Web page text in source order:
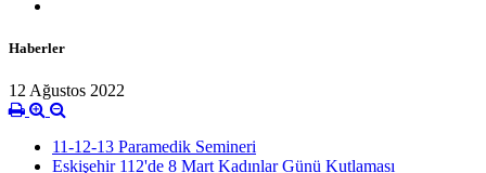
Haberler
12 Ağustos 2022
11-12-13 Paramedik Semineri
Eskişehir 112'de 8 Mart Kadınlar Günü Kutlaması